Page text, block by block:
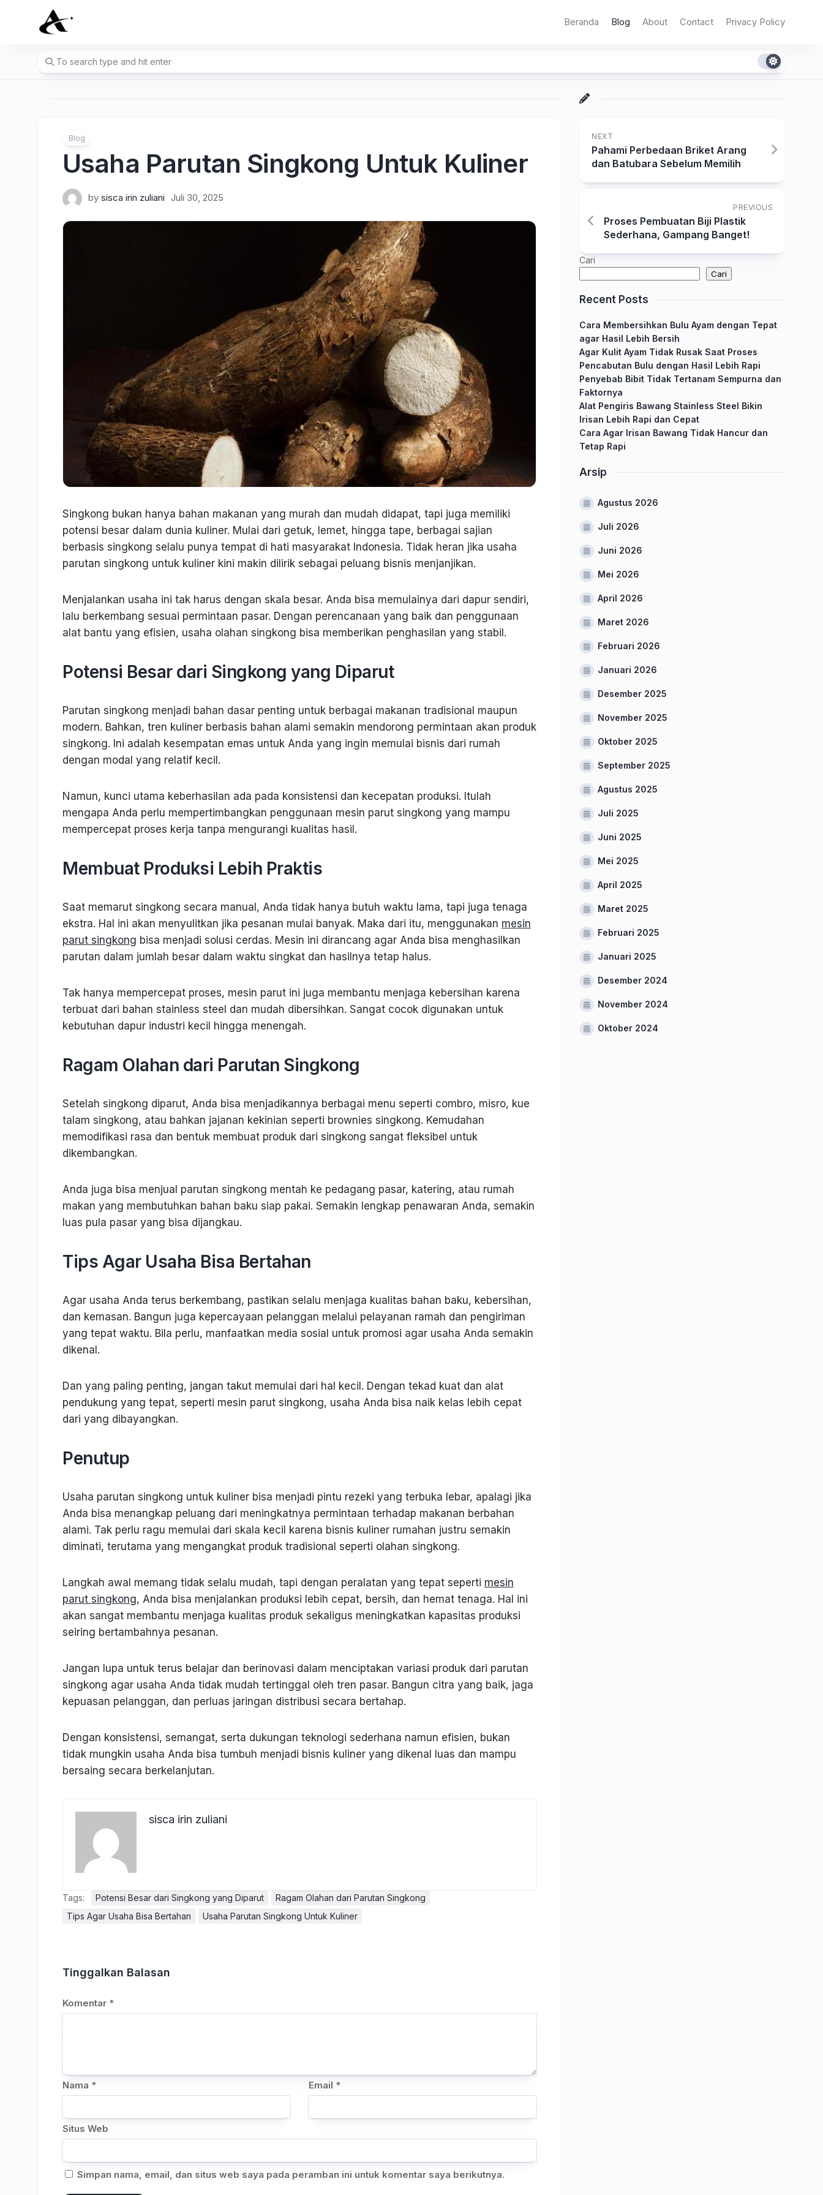
Beranda Blog About Contact Privacy Policy
Blog
Usaha Parutan Singkong Untuk Kuliner
by sisca irin zuliani Juli 30, 2025
Singkong bukan hanya bahan makanan yang murah dan mudah didapat, tapi juga memiliki
potensi besar dalam dunia kuliner. Mulai dari getuk, lemet, hingga tape, berbagai sajian
berbasis singkong selalu punya tempat di hati masyarakat Indonesia. Tidak heran jika usaha
parutan singkong untuk kuliner kini makin dilirik sebagai peluang bisnis menjanjikan.
Menjalankan usaha ini tak harus dengan skala besar. Anda bisa memulainya dari dapur sendiri,
lalu berkembang sesuai permintaan pasar. Dengan perencanaan yang baik dan penggunaan
alat bantu yang efisien, usaha olahan singkong bisa memberikan penghasilan yang stabil.
Potensi Besar dari Singkong yang Diparut
Parutan singkong menjadi bahan dasar penting untuk berbagai makanan tradisional maupun
modern. Bahkan, tren kuliner berbasis bahan alami semakin mendorong permintaan akan produk
singkong. Ini adalah kesempatan emas untuk Anda yang ingin memulai bisnis dari rumah
dengan modal yang relatif kecil.
Namun, kunci utama keberhasilan ada pada konsistensi dan kecepatan produksi. Itulah
mengapa Anda perlu mempertimbangkan penggunaan mesin parut singkong yang mampu
mempercepat proses kerja tanpa mengurangi kualitas hasil.
Membuat Produksi Lebih Praktis
Saat memarut singkong secara manual, Anda tidak hanya butuh waktu lama, tapi juga tenaga
ekstra. Hal ini akan menyulitkan jika pesanan mulai banyak. Maka dari itu, menggunakan mesin
parut singkong bisa menjadi solusi cerdas. Mesin ini dirancang agar Anda bisa menghasilkan
parutan dalam jumlah besar dalam waktu singkat dan hasilnya tetap halus.
Tak hanya mempercepat proses, mesin parut ini juga membantu menjaga kebersihan karena
terbuat dari bahan stainless steel dan mudah dibersihkan. Sangat cocok digunakan untuk
kebutuhan dapur industri kecil hingga menengah.
Ragam Olahan dari Parutan Singkong
Setelah singkong diparut, Anda bisa menjadikannya berbagai menu seperti combro, misro, kue
talam singkong, atau bahkan jajanan kekinian seperti brownies singkong. Kemudahan
memodifikasi rasa dan bentuk membuat produk dari singkong sangat fleksibel untuk
dikembangkan.
Anda juga bisa menjual parutan singkong mentah ke pedagang pasar, katering, atau rumah
makan yang membutuhkan bahan baku siap pakai. Semakin lengkap penawaran Anda, semakin
luas pula pasar yang bisa dijangkau.
Tips Agar Usaha Bisa Bertahan
Agar usaha Anda terus berkembang, pastikan selalu menjaga kualitas bahan baku, kebersihan,
dan kemasan. Bangun juga kepercayaan pelanggan melalui pelayanan ramah dan pengiriman
yang tepat waktu. Bila perlu, manfaatkan media sosial untuk promosi agar usaha Anda semakin
dikenal.
Dan yang paling penting, jangan takut memulai dari hal kecil. Dengan tekad kuat dan alat
pendukung yang tepat, seperti mesin parut singkong, usaha Anda bisa naik kelas lebih cepat
dari yang dibayangkan.
Penutup
Usaha parutan singkong untuk kuliner bisa menjadi pintu rezeki yang terbuka lebar, apalagi jika
Anda bisa menangkap peluang dari meningkatnya permintaan terhadap makanan berbahan
alami. Tak perlu ragu memulai dari skala kecil karena bisnis kuliner rumahan justru semakin
diminati, terutama yang mengangkat produk tradisional seperti olahan singkong.
Langkah awal memang tidak selalu mudah, tapi dengan peralatan yang tepat seperti mesin
parut singkong, Anda bisa menjalankan produksi lebih cepat, bersih, dan hemat tenaga. Hal ini
akan sangat membantu menjaga kualitas produk sekaligus meningkatkan kapasitas produksi
seiring bertambahnya pesanan.
Jangan lupa untuk terus belajar dan berinovasi dalam menciptakan variasi produk dari parutan
singkong agar usaha Anda tidak mudah tertinggal oleh tren pasar. Bangun citra yang baik, jaga
kepuasan pelanggan, dan perluas jaringan distribusi secara bertahap.
Dengan konsistensi, semangat, serta dukungan teknologi sederhana namun efisien, bukan
tidak mungkin usaha Anda bisa tumbuh menjadi bisnis kuliner yang dikenal luas dan mampu
bersaing secara berkelanjutan.
sisca irin zuliani
Tags: Potensi Besar dari Singkong yang Diparut
Ragam Olahan dari Parutan Singkong
Tips Agar Usaha Bisa Bertahan
Usaha Parutan Singkong Untuk Kuliner
Tinggalkan Balasan
Komentar *
Nama * Email *
Situs Web
Simpan nama, email, dan situs web saya pada peramban ini untuk komentar saya berikutnya.
NEXT
Pahami Perbedaan Briket Arang
dan Batubara Sebelum Memilih
PREVIOUS
Proses Pembuatan Biji Plastik
Sederhana, Gampang Banget!
Cari
Cari
Recent Posts
Cara Membersihkan Bulu Ayam dengan Tepat
agar Hasil Lebih Bersih
Agar Kulit Ayam Tidak Rusak Saat Proses
Pencabutan Bulu dengan Hasil Lebih Rapi
Penyebab Bibit Tidak Tertanam Sempurna dan
Faktornya
Alat Pengiris Bawang Stainless Steel Bikin
Irisan Lebih Rapi dan Cepat
Cara Agar Irisan Bawang Tidak Hancur dan
Tetap Rapi
Arsip
Agustus 2026
Juli 2026
Juni 2026
Mei 2026
April 2026
Maret 2026
Februari 2026
Januari 2026
Desember 2025
November 2025
Oktober 2025
September 2025
Agustus 2025
Juli 2025
Juni 2025
Mei 2025
April 2025
Maret 2025
Februari 2025
Januari 2025
Desember 2024
November 2024
Oktober 2024